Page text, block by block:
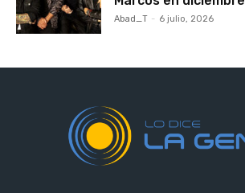
Abad_T - 6 julio, 2026